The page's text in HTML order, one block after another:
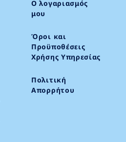
Ο λογαριασμός
μου
Όροι και
Προϋποθέσεις
Χρήσης Υπηρεσίας
Πολιτική
Απορρήτου